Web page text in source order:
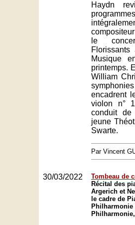
Haydn
le
Musique
printemps.
William
encadrent
violon n°
conduit de
jeune
Swarte.
Par Vincent
30/03/2022
Tombeau de
Récital des
Argerich et
le cadre de
Philharmonie